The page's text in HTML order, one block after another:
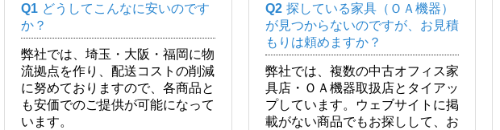
Q1 どうしてこんなに安いのです
か？
弊社では、埼玉・大阪・福岡に物
流拠点を作り、配送コストの削減
に努めておりますので、各商品と
も安価でのご提供が可能になって
います。
Q2 探している家具（ＯＡ機器）
が見つからないのですが、お見積
もりは頼めますか？
弊社では、複数の中古オフィス家
具店・ＯＡ機器取扱店とタイアッ
プしています。ウェブサイトに掲
載がない商品でもお探しして、お